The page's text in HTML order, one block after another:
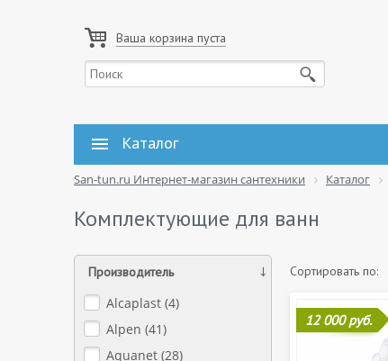
Ваша корзина пуста
Каталог
San-tun.ru Интернет-магазин сантехники Каталог
Комплектующие для ванн
Производитель
Alcaplast (4)
Alpen (41)
Aquanet (28)
Сортировать по:
12 000 руб.